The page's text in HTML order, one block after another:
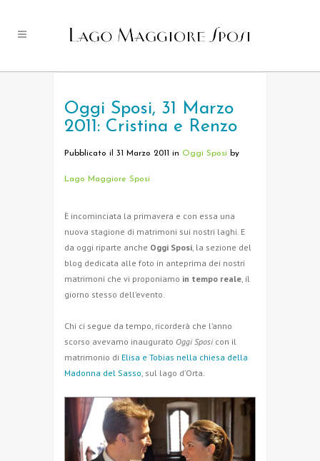
Oggi Sposi, 31 Marzo
2011: Cristina e Renzo
Pubblicato il 31 Marzo 2011 in Oggi Sposi by
Lago Maggiore Sposi
È incominciata la primavera e con essa una
nuova stagione di matrimoni sui nostri laghi. E
da oggi riparte anche Oggi Sposi, la sezione del
blog dedicata alle foto in anteprima dei nostri
matrimoni che vi proponiamo in tempo reale, il
giorno stesso dell’evento.
Chi ci segue da tempo, ricorderà che l’anno
scorso avevamo inaugurato Oggi Sposicon il
matrimonio di Elisa e Tobias nella chiesa della
Madonna del Sasso, sul lago d’Orta.